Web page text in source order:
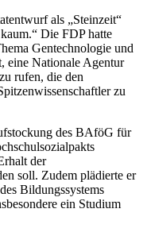
als „Steinzeit“
Die FDP hatte
Gentechnologie und
eine Nationale Agentur
rufen, die den
zu
des BAföG für
der
soll. Zudem plädierte er
Bildungssystems
ein Studium